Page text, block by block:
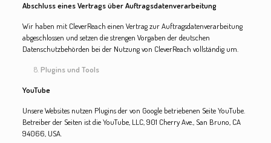
Abschluss eines Vertrags über Auftragsdatenverarbeitung
Wir haben mit CleverReach einen Vertrag zur Auftragsdatenverarbeitung
abgeschlossen und setzen die strengen Vorgaben der deutschen
Datenschutzbehörden bei der Nutzung von CleverReach vollständig um.
Plugins und Tools
YouTube
Unsere Websites nutzen Plugins der von Google betriebenen Seite YouTube.
Betreiber der Seiten ist die YouTube, LLC, 901 Cherry Ave., San Bruno, CA
94066, USA.